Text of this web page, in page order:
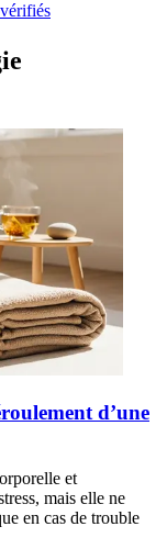
d’une
et
mais elle ne
en cas de trouble